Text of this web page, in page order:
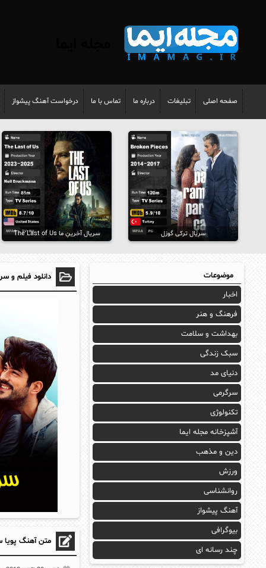
صفحه اصلی تبلیغات درباره ما تماس با ما درخواست آهنگ پیشواز
سریال ترکی گوزل سریال آخرینِ ما The Last of Us
دانلود فیلم و
متن آهنگ پویا
موضوعات
اخبار
فرهنگ و هنر
بهداشت و سلامت
سبک زندگی
دنیای مد
سرگرمی
تکنولوژی
آشپزخانه مجله ایما
دین و مذهب
ورزش
روانشناسی
آهنگ پیشواز
بیوگرافی
چند رسانه ای